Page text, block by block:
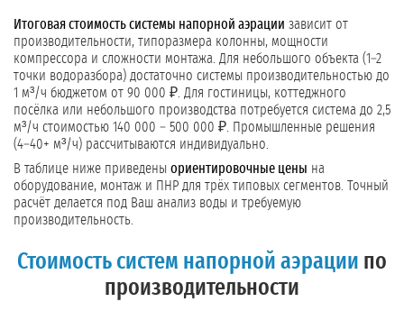
Итоговая стоимость системы напорной аэрации зависит от
производительности, типоразмера колонны, мощности
компрессора и сложности монтажа. Для небольшого объекта (1–2
точки водоразбора) достаточно системы производительностью до
1 м³/ч бюджетом от 90 000 ₽. Для гостиницы, коттеджного
посёлка или небольшого производства потребуется система до 2,5
м³/ч стоимостью 140 000 – 500 000 ₽. Промышленные решения
(4–40+ м³/ч) рассчитываются индивидуально.
В таблице ниже приведены ориентировочные цены на
оборудование, монтаж и ПНР для трёх типовых сегментов. Точный
расчёт делается под Ваш анализ воды и требуемую
производительность.
Стоимость систем напорной аэрации по
производительности